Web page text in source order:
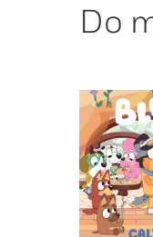
Do